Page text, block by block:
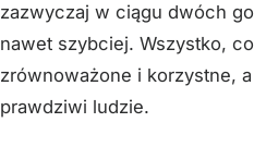
zazwyczaj w ciągu dwóch
nawet szybciej. Wszystko,
zrównoważone i korzystne,
prawdziwi ludzie.